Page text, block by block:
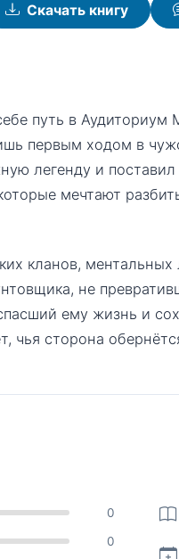
Скачать книгу
путь в Аудиториум
первым ходом в
легенду и
мечтают
кланов,
не
ему жизнь и
чья сторона
0
0